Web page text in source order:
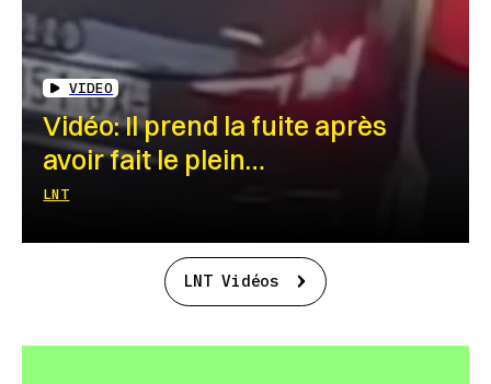
VIDEO
Vidéo: Il prend la fuite après
avoir fait le plein…
LNT
LNT Vidéos